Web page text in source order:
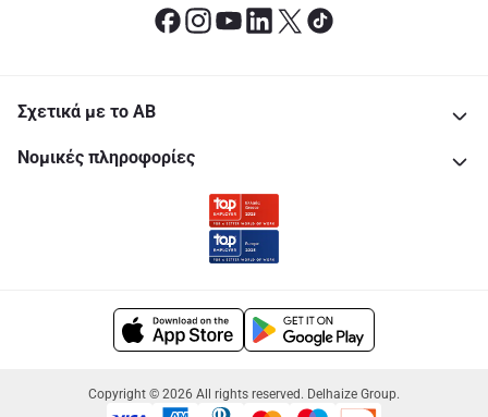
Σχετικά με το ΑΒ
Νομικές πληροφορίες
Copyright © 2026 All rights reserved. Delhaize Group.